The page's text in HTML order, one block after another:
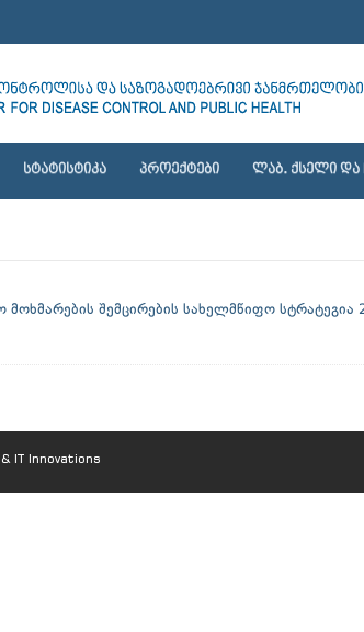
ᲡᲢᲐᲢᲘᲡᲢᲘᲙᲐ ᲞᲠᲝᲔᲥᲢᲔᲑᲘ ᲚᲐᲑ. ᲥᲡᲔᲚᲘ ᲓᲐ
შემცირების სახელმწიფო სტრატეგია
IT Innovations